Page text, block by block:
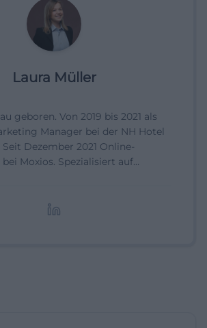
Laura Müller
geboren. Von 2019 bis 2021 als
Manager bei der NH Hotel
Dezember 2021 Online-
Moxios. Spezialisiert auf